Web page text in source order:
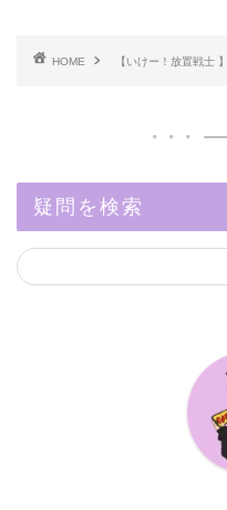
HOME 【いけー！放置戦士
疑問を検索